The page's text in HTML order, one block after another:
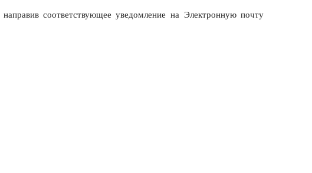
соответствующее уведомление на Электронную почту